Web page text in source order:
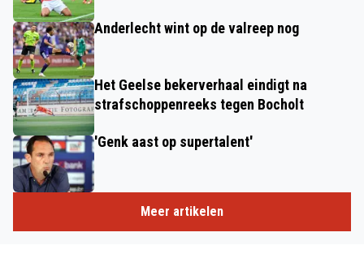
Anderlecht wint op de valreep nog
Het Geelse bekerverhaal eindigt na
strafschoppenreeks tegen Bocholt
'Genk aast op supertalent'
Meer artikelen